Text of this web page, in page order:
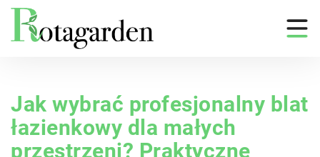
Jak wybrać profesjonalny blat
łazienkowy dla małych
przestrzeni? Praktyczne